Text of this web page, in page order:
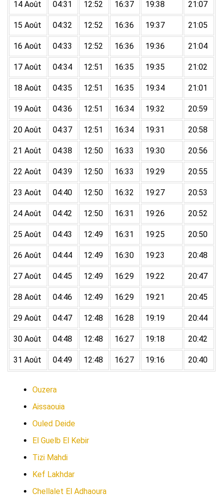
14 Août 04:31 12:52 16:37 19:38 21:07
15 Août 04:32 12:52 16:36 19:37 21:05
16 Août 04:33 12:52 16:36 19:36 21:04
17 Août 04:34 12:51 16:35 19:35 21:02
18 Août 04:35 12:51 16:35 19:34 21:01
19 Août 04:36 12:51 16:34 19:32 20:59
20 Août 04:37 12:51 16:34 19:31 20:58
21 Août 04:38 12:50 16:33 19:30 20:56
22 Août 04:39 12:50 16:33 19:29 20:55
23 Août 04:40 12:50 16:32 19:27 20:53
24 Août 04:42 12:50 16:31 19:26 20:52
25 Août 04:43 12:49 16:31 19:25 20:50
26 Août 04:44 12:49 16:30 19:23 20:48
27 Août 04:45 12:49 16:29 19:22 20:47
28 Août 04:46 12:49 16:29 19:21 20:45
29 Août 04:47 12:48 16:28 19:19 20:44
30 Août 04:48 12:48 16:27 19:18 20:42
31 Août 04:49 12:48 16:27 19:16 20:40
Ouzera
Aissaouia
Ouled Deide
El Guelb El Kebir
Tizi Mahdi
Kef Lakhdar
Chellalet El Adhaoura